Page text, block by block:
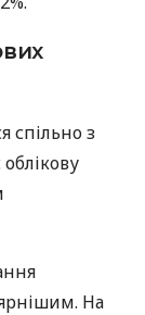
спільно з
На